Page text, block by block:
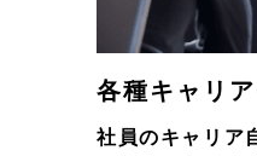
各種キャリ
社員のキャリア